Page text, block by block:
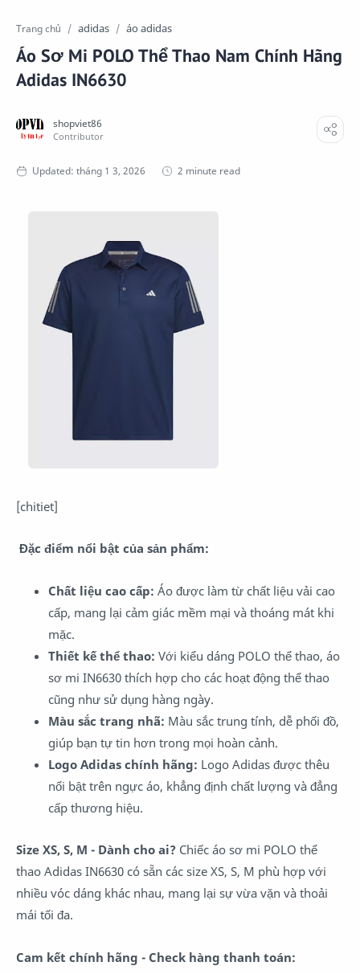
Trang chủ adidas áo adidas
Áo Sơ Mi POLO Thể Thao Nam Chính Hãng
Adidas IN6630
2 minute read
[chitiet]
Đặc điểm nổi bật của sản phẩm:
Chất liệu cao cấp: Áo được làm từ chất liệu vải cao
cấp, mang lại cảm giác mềm mại và thoáng mát khi
mặc.
Thiết kế thể thao: Với kiểu dáng POLO thể thao, áo
sơ mi IN6630 thích hợp cho các hoạt động thể thao
cũng như sử dụng hàng ngày.
Màu sắc trang nhã: Màu sắc trung tính, dễ phối đồ,
giúp bạn tự tin hơn trong mọi hoàn cảnh.
Logo Adidas chính hãng: Logo Adidas được thêu
nổi bật trên ngực áo, khẳng định chất lượng và đẳng
cấp thương hiệu.
Size XS, S, M - Dành cho ai? Chiếc áo sơ mi POLO thể
thao Adidas IN6630 có sẵn các size XS, S, M phù hợp với
nhiều vóc dáng khác nhau, mang lại sự vừa vặn và thoải
mái tối đa.
Cam kết chính hãng - Check hàng thanh toán: